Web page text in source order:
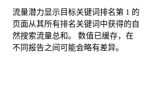
流量潜力显示目标关键词排名第 1 的
页面从其所有排名关键词中获得的自
然搜索流量总和。 数值已缓存，在
不同报告之间可能会略有差异。